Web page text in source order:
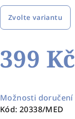
Zvolte variantu
399 Kč
cena:
Možnosti doručení
Kód: 20338/MED